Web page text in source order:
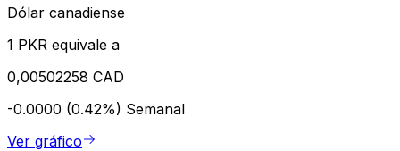
Dólar canadiense
1 PKR equivale a
0,00502258 CAD
-0.0000 (0.42%) Semanal
Ver gráfico